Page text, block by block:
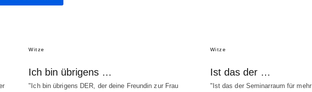
Witze
Ich bin übrigens …
"Ich bin übrigens DER, der deine Freundin zur Frau
Witze
Ist das der …
"Ist das der Seminarraum für mehr